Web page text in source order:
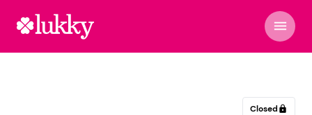
menu
Closed lock